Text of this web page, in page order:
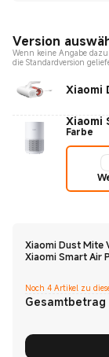
Version
Wenn keine Angabe
die Standardversion
Xiaomi
Xiaomi
Farbe
Xiaomi Dust Mite
Xiaomi Smart Air
Noch 4 Artikel zu
Gesamtbetrag